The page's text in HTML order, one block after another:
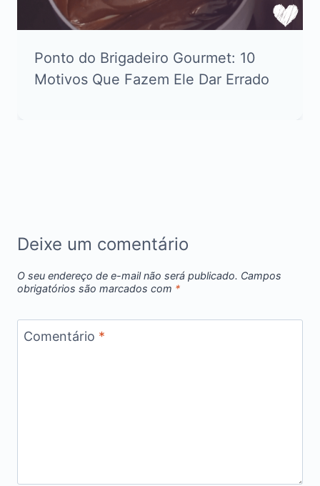
Ponto do Brigadeiro Gourmet: 10
Motivos Que Fazem Ele Dar Errado
Deixe um comentário
O seu endereço de e-mail não será publicado. Campos
obrigatórios são marcados com *
Comentário *